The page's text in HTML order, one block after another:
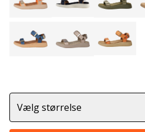
Vælg størrelse